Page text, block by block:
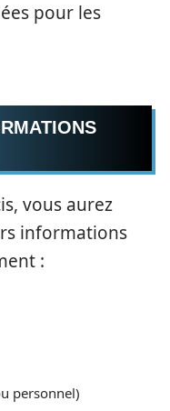
pour les
vous aurez
informations
:
personnel)